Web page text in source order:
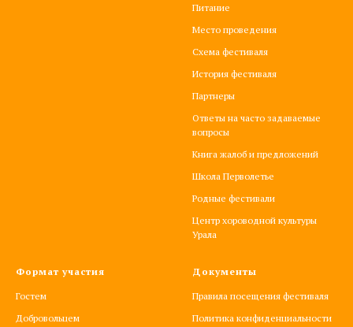
Питание
Место проведения
Схема фестиваля
История фестиваля
Партнеры
Ответы на часто задаваемые
вопросы
Книга жалоб и предложений
Школа Перволетье
Родные фестивали
Центр хороводной культуры
Урала
Формат участия
Гостем
Добровольцем
Документы
Правила посещения фестиваля
Политика конфиденциальности